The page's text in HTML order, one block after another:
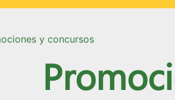
y concursos